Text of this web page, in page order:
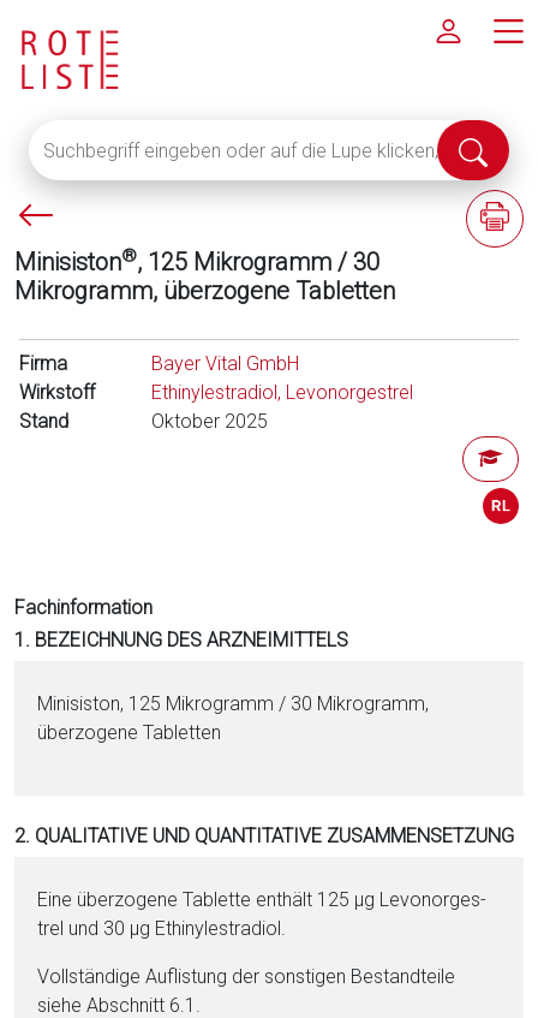
eingeben
oder
auf
die
Lupe
klicken,
um
alle
Fachinformationen
anzuzeigen
Suche
P
e
i
l
i
n
Minisiston®, 125 Mikrogramm / 30
Mikrogramm, überzogene Tabletten
F
a
r
m
a
t
Firma
Bayer Vital GmbH
Wirkstoff
Ethinylestradiol, Levonorgestrel
Stand
Oktober 2025
Fachinformation
1. BEZEICHNUNG DES ARZNEIMITTELS
Minisiston, 125 Mi­kro­gramm / 30 Mi­kro­gramm,
überzogene Ta­blet­ten
2. QUALITATIVE UND QUANTITATIVE ZUSAMMENSETZUNG
Eine überzogene Ta­blet­te enthält 125 µg Le­vo­nor­ges­
trel und 30 µg Ethinyl­es­tra­diol.
Vollständige Auflistung der sonstigen Be­stand­tei­le
siehe Abschnitt 6.1.